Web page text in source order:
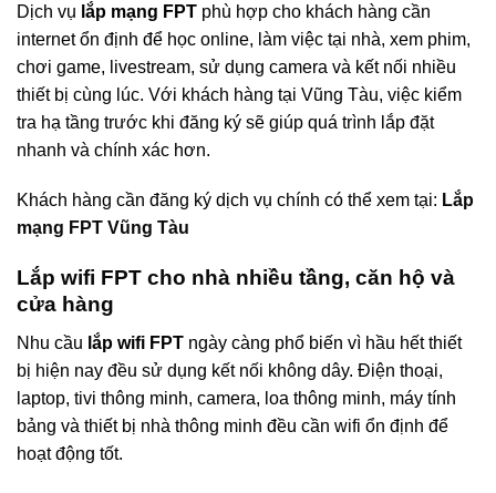
Dịch vụ lắp mạng FPT phù hợp cho khách hàng cần
internet ổn định để học online, làm việc tại nhà, xem phim,
chơi game, livestream, sử dụng camera và kết nối nhiều
thiết bị cùng lúc. Với khách hàng tại Vũng Tàu, việc kiểm
tra hạ tầng trước khi đăng ký sẽ giúp quá trình lắp đặt
nhanh và chính xác hơn.
Khách hàng cần đăng ký dịch vụ chính có thể xem tại: Lắp
mạng FPT Vũng Tàu
Lắp wifi FPT cho nhà nhiều tầng, căn hộ và
cửa hàng
Nhu cầu lắp wifi FPT ngày càng phổ biến vì hầu hết thiết
bị hiện nay đều sử dụng kết nối không dây. Điện thoại,
laptop, tivi thông minh, camera, loa thông minh, máy tính
bảng và thiết bị nhà thông minh đều cần wifi ổn định để
hoạt động tốt.